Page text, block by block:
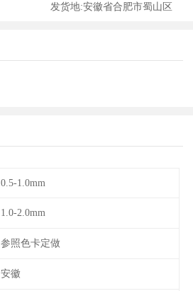
发货地:安徽省合肥市蜀山区
0.5-1.0mm
1.0-2.0mm
参照色卡定做
安徽